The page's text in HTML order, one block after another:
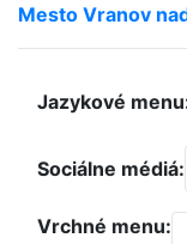
Mesto Vranov
Jazykové
Sociálne médiá:
Vrchné menu: